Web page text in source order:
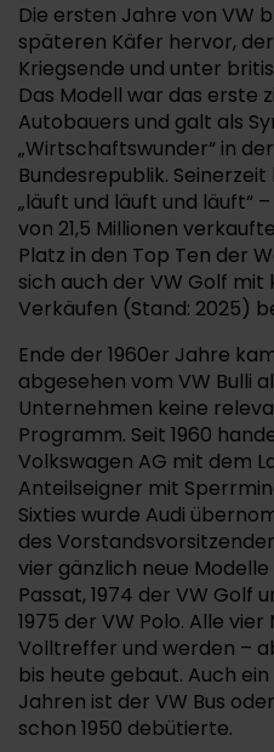
Die ersten Jahre von VW
späteren Käfer hervor,
Kriegsende und unter
Das Modell war das erste
Autobauers und galt als
„Wirtschaftswunder“ in
Bundesrepublik.
„läuft und läuft und läuft“
von 21,5 Millionen
Platz in den Top Ten der
sich auch der VW Golf mit
Verkäufen (Stand: 2025)
Ende der 1960er Jahre
abgesehen vom VW Bulli
Unternehmen keine
Programm. Seit 1960
Volkswagen AG mit dem
Anteilseigner mit
Sixties wurde Audi
des
vier gänzlich neue
Passat, 1974 der VW Golf
1975 der VW Polo. Alle
Volltreffer und werden –
bis heute gebaut. Auch
Jahren ist der VW Bus
schon 1950 debütierte.